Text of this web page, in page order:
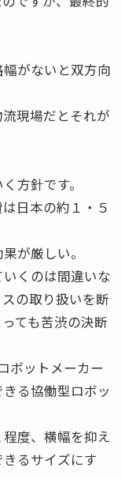
がないと双方向
現場だとそれが
方針です。
日本の約１・５
が厳しい。
くのは間違いな
の取り扱いを断
ても苦渋の決断
ボットメーカー
る協働型ロボッ
度、横幅を抑え
るサイズにす